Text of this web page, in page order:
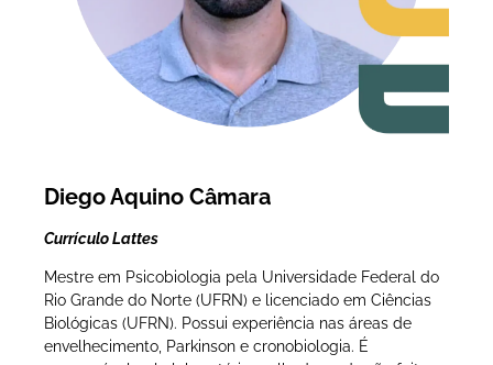
Diego Aquino Câmara
Currículo Lattes
Mestre em Psicobiologia pela Universidade Federal do
Rio Grande do Norte (UFRN) e licenciado em Ciências
Biológicas (UFRN). Possui experiência nas áreas de
envelhecimento, Parkinson e cronobiologia. É